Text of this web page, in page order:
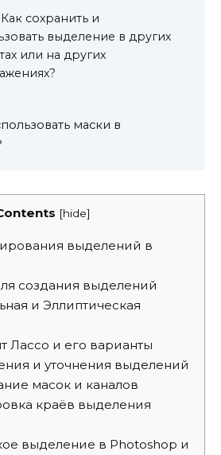
Как сохранить и
выделение в других
или на других
маски в
[hide]
выделений в
создания выделений
и Эллиптическая
Лассо и его варианты
и уточнения выделений
масок и каналов
краёв выделения
выделение в Photoshop и